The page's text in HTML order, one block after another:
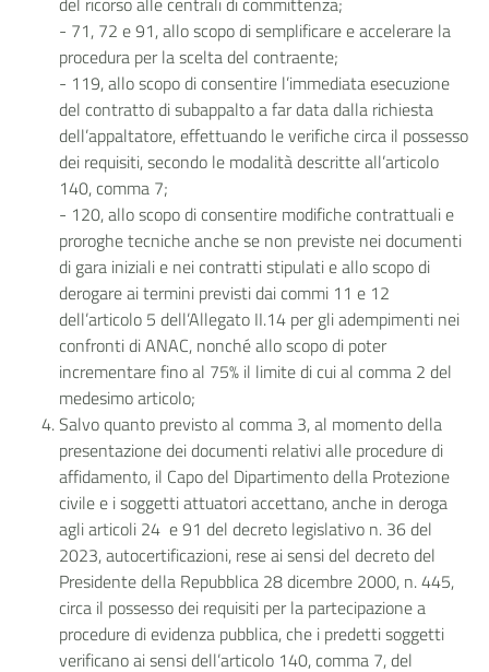
- 71, 72 e 91, allo scopo di semplificare e accelerare la
procedura per la scelta del contraente;
- 119, allo scopo di consentire l’immediata esecuzione
del contratto di subappalto a far data dalla richiesta
dell’appaltatore, effettuando le verifiche circa il possesso
dei requisiti, secondo le modalità descritte all’articolo
140, comma 7;
- 120, allo scopo di consentire modifiche contrattuali e
proroghe tecniche anche se non previste nei documenti
di gara iniziali e nei contratti stipulati e allo scopo di
derogare ai termini previsti dai commi 11 e 12
dell’articolo 5 dell’Allegato II.14 per gli adempimenti nei
confronti di ANAC, nonché allo scopo di poter
incrementare fino al 75% il limite di cui al comma 2 del
medesimo articolo;
Salvo quanto previsto al comma 3, al momento della
presentazione dei documenti relativi alle procedure di
affidamento, il Capo del Dipartimento della Protezione
civile e i soggetti attuatori accettano, anche in deroga
agli articoli 24 e 91 del decreto legislativo n. 36 del
2023, autocertificazioni, rese ai sensi del decreto del
Presidente della Repubblica 28 dicembre 2000, n. 445,
circa il possesso dei requisiti per la partecipazione a
procedure di evidenza pubblica, che i predetti soggetti
verificano ai sensi dell’articolo 140, comma 7, del